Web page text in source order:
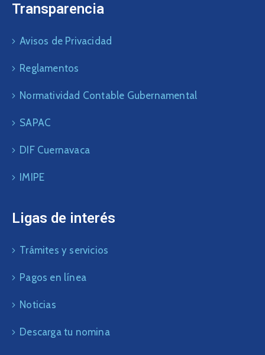
Transparencia
Avisos de Privacidad
Reglamentos
Normatividad Contable Gubernamental
SAPAC
DIF Cuernavaca
IMIPE
Ligas de interés
Trámites y servicios
Pagos en línea
Noticias
Descarga tu nomina